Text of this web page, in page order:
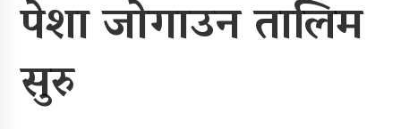
महावै गाउँपालिकाको प्रशासकीय भवन
शिलान्यास
पेशा जोगाउन तालिम
सुरु